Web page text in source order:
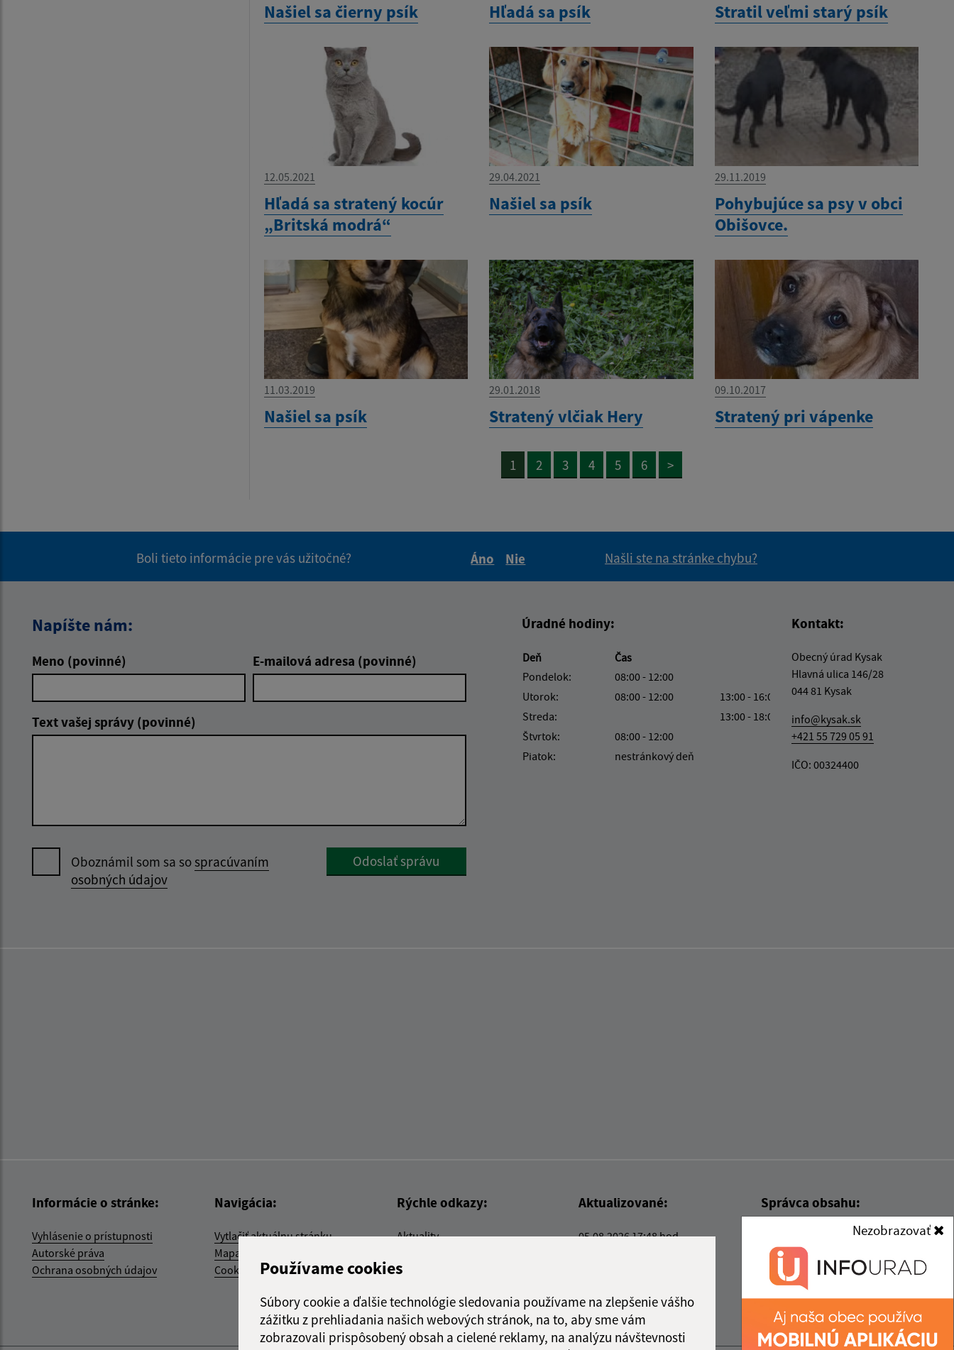
Používame cookies
Súbory cookie a ďalšie technológie sledovania používame na zlepšenie vášho
zážitku z prehliadania našich webových stránok, na to, aby sme vám
zobrazovali prispôsobený obsah a cielené reklamy, na analýzu návštevnosti
Nezobrazovať
Našiel sa čierny psík Hľadá sa psík Stratil veľmi starý psík
12.05.2021
Hľadá sa stratený kocúr
„Britská modrá“
29.04.2021
Našiel sa psík
29.11.2019
Pohybujúce sa psy v obci
Obišovce.
11.03.2019
Našiel sa psík
29.01.2018
Stratený vlčiak Hery
09.10.2017
Stratený pri vápenke
1 2 3 4 5 6 >
Boli tieto informácie pre vás užitočné?
Áno
Nie
Našli ste na stránke chybu?
Napíšte nám:
Meno (povinné) E-mailová adresa (povinné)
Text vašej správy (povinné)
Oboznámil som sa sospracúvaním
osobných údajov
Google reCaptcha Response
Odoslať správu
Úradné hodiny:
Deň
Čas
Pondelok:
08:00 - 12:00
Utorok:
08:00 - 12:00
13:00 - 16:00
Streda:
13:00 - 18:00
Štvrtok:
08:00 - 12:00
Piatok:
nestránkový deň
Kontakt:
Obecný úrad Kysak
Hlavná ulica 146/28
044 81 Kysak
info@kysak.sk
+421 55 729 05 91
IČO: 00324400
Informácie o stránke:
Vyhlásenie o prístupnosti
Autorské práva
Ochrana osobných údajov
Navigácia:
Vytlačiť aktuálnu stránku
Mapa stránok
Cookies
Rýchle odkazy:
Aktuality
E-služby
Triedenie odpadu
Aktualizované:
05.08.2026 17:48 hod.
Správca obsahu:
Správca obsahu je Obec Kysak.
Vytvorené v súlade s
dizajn manuálom elektronických
služieb.